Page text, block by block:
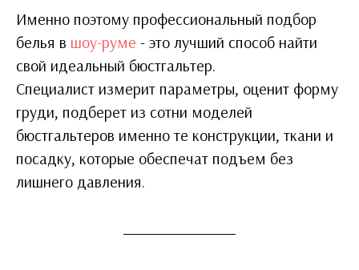
Именно поэтому профессиональный подбор
белья в шоу-руме - это лучший способ найти
свой идеальный бюстгальтер.
Специалист измерит параметры, оценит форму
груди, подберет из сотни моделей
бюстгальтеров именно те конструкции, ткани и
посадку, которые обеспечат подъем без
лишнего давления.